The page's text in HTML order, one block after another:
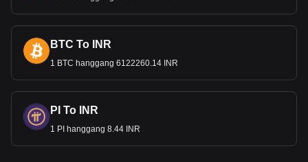
BTC To INR
1 BTC hanggang 6122260.14 INR
PI To INR
1 PI hanggang 8.44 INR